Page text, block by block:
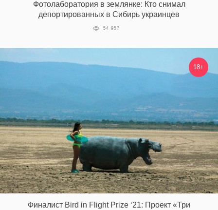
Фотолаборатория в землянке: Кто снимал
депортированных в Сибирь украинцев
54 957
18+
Финалист Bird in Flight Prize ‘21: Проект «Три